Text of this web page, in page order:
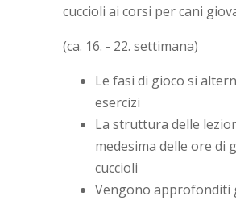
cuccioli ai corsi per cani
(ca. 16. - 22. settimana)
Le fasi di gioco si
esercizi
La struttura delle
medesima delle ore di
cuccioli
Vengono approfonditi